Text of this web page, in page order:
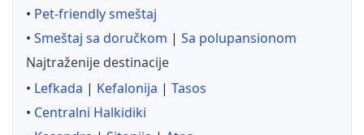
• Pet-friendly smeštaj
• Smeštaj sa doručkom | Sa polupansionom
Najtraženije destinacije
• Lefkada | Kefalonija | Tasos
• Centralni Halkidiki